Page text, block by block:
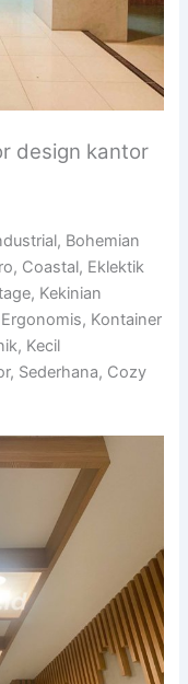
design kantor
Bohemian
Coastal, Eklektik
Kekinian
Kontainer
Kecil
Sederhana, Cozy